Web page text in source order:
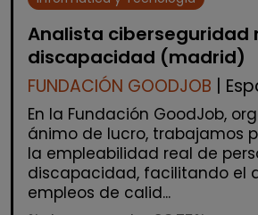
Analista ciberseguridad
discapacidad (madrid)
FUNDACIÓN GOODJOB |
En la Fundación GoodJob,
ánimo de lucro, trabajamos
la empleabilidad real de
discapacidad, facilitando el
empleos de calid...